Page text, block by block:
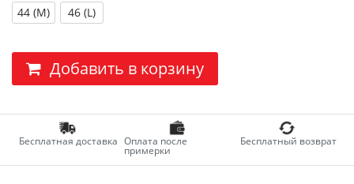
44 (M) 46 (L)
Добавить в корзину
Бесплатная доставка Оплата после
примерки
Бесплатный возврат